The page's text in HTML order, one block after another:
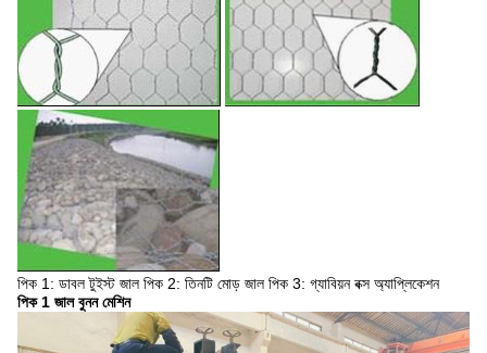
পিক 1: ডাবল টুইস্ট জাল পিক 2: তিনটি মোড় জাল পিক 3: গ্যাবিয়ন বক্স অ্যাপ্লিকেশন
পিক 1 জাল বুনন মেশিন